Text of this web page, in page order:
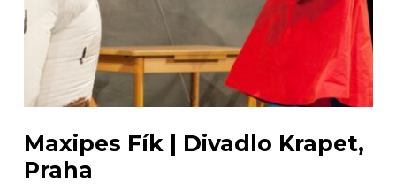
Maxipes Fík | Divadlo Krapet,
Praha